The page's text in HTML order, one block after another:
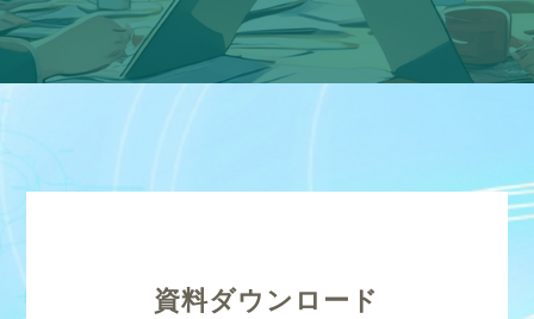
資料ダウンロード